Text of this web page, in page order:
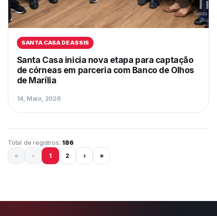
SANTA CASA DE ASSIS
Santa Casa inicia nova etapa para captação
de córneas em parceria com Banco de Olhos
de Marília
14, Maio, 2026
Total de registros: 186
Página 1 de 16
« ‹ 1 2 › »